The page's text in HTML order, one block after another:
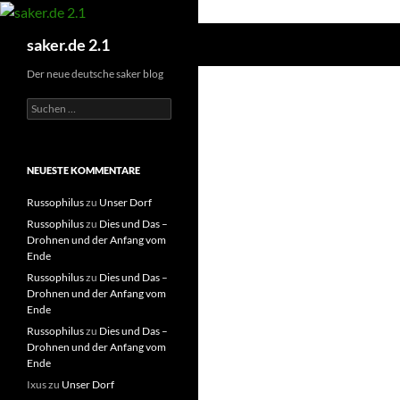
Zum
springen
saker.de 2.1
Der neue deutsche saker blog
S
u
e
n
a
c
h
NEUESTE KOMMENTARE
Russophiluszu Unser Dorf
Russophiluszu Dies und Das –
Drohnen und der Anfang vom
Ende
Russophiluszu Dies und Das –
Drohnen und der Anfang vom
Ende
Russophiluszu Dies und Das –
Drohnen und der Anfang vom
Ende
Ixuszu Unser Dorf